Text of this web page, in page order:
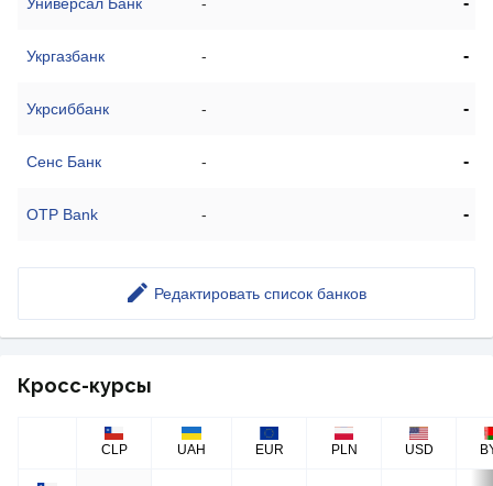
Укргазбанк - -
Укрсиббанк - -
Сенс Банк - -
OTP Bank - -
Редактировать список банков
Кросс-курсы
CLP UAH EUR PLN USD